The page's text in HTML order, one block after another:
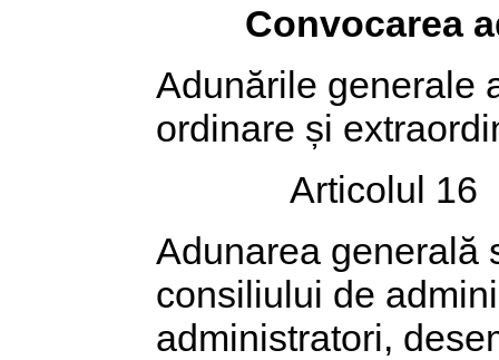
Convocarea
Adunările generale
ordinare și
Articolul 16
Adunarea generală
consiliului de
administratori,